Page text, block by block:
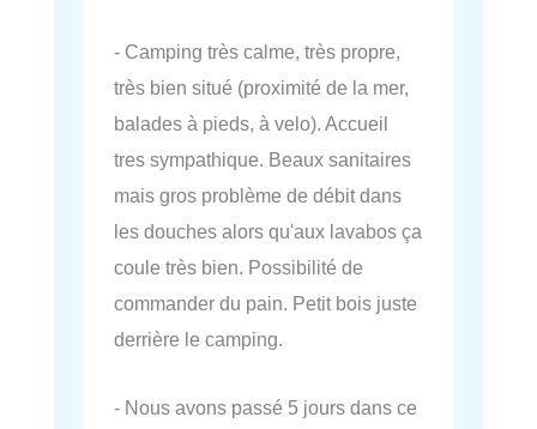
- Camping très calme, très propre,
très bien situé (proximité de la mer,
balades à pieds, à velo). Accueil
tres sympathique. Beaux sanitaires
mais gros problème de débit dans
les douches alors qu'aux lavabos ça
coule très bien. Possibilité de
commander du pain. Petit bois juste
derrière le camping.
- Nous avons passé 5 jours dans ce